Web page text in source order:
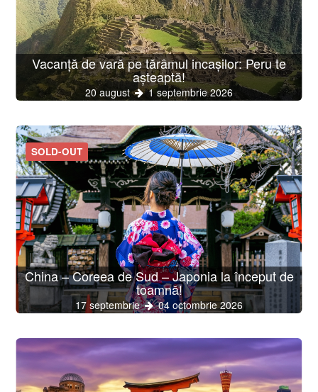
Vacanță de vară pe tărâmul incașilor: Peru te
așteaptă!
20 august 1 septembrie 2026
SOLD-OUT
China – Coreea de Sud – Japonia la început de
toamnă!
17 septembrie 04 octombrie 2026